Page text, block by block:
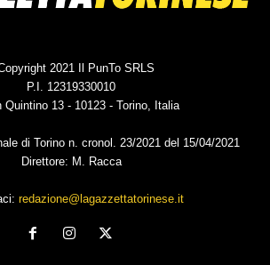
2021 Il PunTo SRLS
P.I. 12319330010
Quintino 13 - 10123 - Torino, Italia
di Torino n. cronol. 23/2021 del 15/04/2021
Direttore: M. Racca
redazione@lagazzettatorinese.it